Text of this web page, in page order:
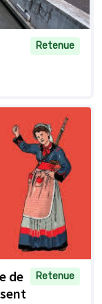
Retenue
de
Retenue